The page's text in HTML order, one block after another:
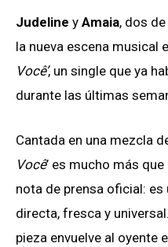
Judeline y Amaia, dos
la nueva escena musical
Você’, un single que ya
durante las últimas
Cantada en una mezcla
Você’ es mucho más
nota de prensa oficial:
directa, fresca y
pieza envuelve al oyente